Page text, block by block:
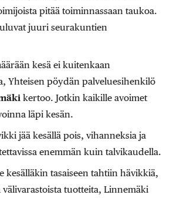
pitää toiminnassaan taukoa.
juuri seurakuntien
kesä ei kuitenkaan
Yhteisen pöydän palveluesihenkilö
kertoo. Jotkin kaikille avoimet
läpi kesän.
jää kesällä pois, vihanneksia ja
enemmän kuin talvikaudella.
kesälläkin tasaiseen tahtiin hävikkiä,
välivarastoista tuotteita, Linnemäki